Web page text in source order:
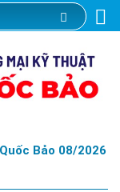
Bảo 08/2026